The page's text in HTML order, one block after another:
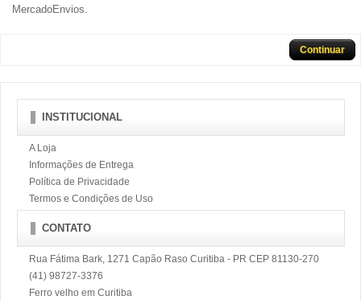
MercadoEnvios.
Continuar
INSTITUCIONAL
A Loja
Informações de Entrega
Política de Privacidade
Termos e Condições de Uso
CONTATO
Rua Fátima Bark, 1271 Capão Raso Curitiba - PR CEP 81130-270
(41) 98727-3376
Ferro velho em Curitiba